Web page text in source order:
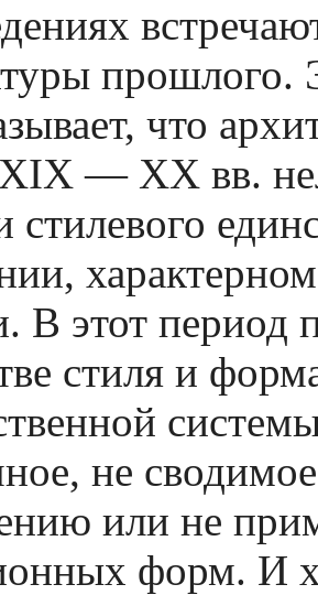
что
— XX вв.
стилевого
В этот период
стиля и
не
или не
форм. И